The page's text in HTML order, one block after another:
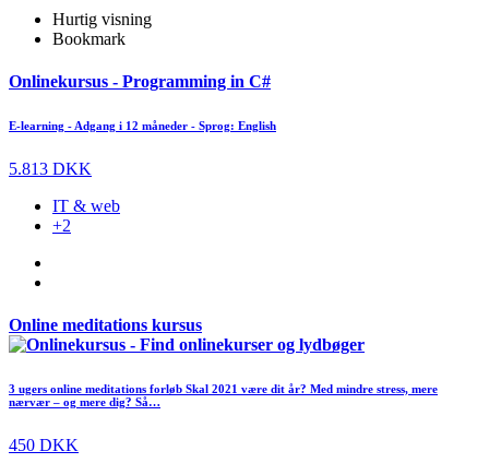
Hurtig visning
Bookmark
Onlinekursus - Programming in C#
E-learning - Adgang i 12 måneder - Sprog: English
5.813 DKK
IT & web
+2
Online meditations kursus
3 ugers online meditations forløb Skal 2021 være dit år? Med mindre stress, mere
nærvær – og mere dig? Så…
450 DKK